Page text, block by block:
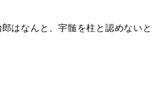
はなんと、宇髄を柱と認めないと